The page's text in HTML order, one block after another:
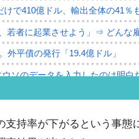
で410億ドル、輸出全体の41％
若者に起業させよう」⇒ どんな
外平債の発行「19.4億ドル」
ソのデータを入力したのは明白
持率が下がるという事態